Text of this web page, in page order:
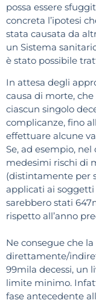
possa essere
concreta l’ipotesi
stata causata da
un Sistema
è stato possibile
In attesa degli
causa di morte,
ciascun singolo
complicanze, fino
effettuare alcune
Se, ad esempio,
medesimi rischi di
(distintamente per
applicati ai soggetti
sarebbero stati
rispetto all’anno
Ne consegue che
direttamente/
99mila decessi, un
limite minimo.
fase antecedente